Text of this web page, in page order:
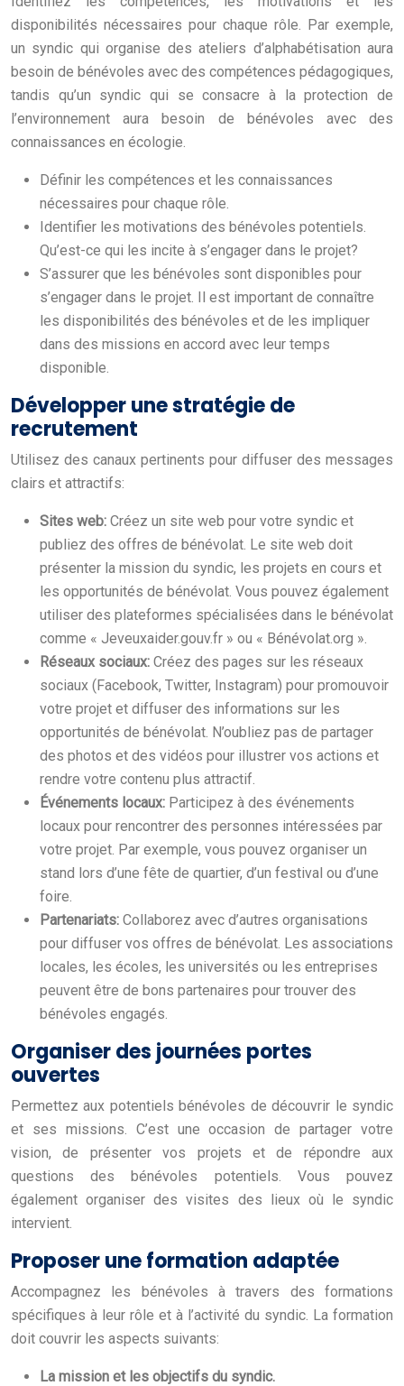
disponibilités nécessaires pour chaque rôle. Par exemple,
un syndic qui organise des ateliers d’alphabétisation aura
besoin de bénévoles avec des compétences pédagogiques,
tandis qu’un syndic qui se consacre à la protection de
l’environnement aura besoin de bénévoles avec des
connaissances en écologie.
Définir les compétences et les connaissances
nécessaires pour chaque rôle.
Identifier les motivations des bénévoles potentiels.
Qu’est-ce qui les incite à s’engager dans le projet?
S’assurer que les bénévoles sont disponibles pour
s’engager dans le projet. Il est important de connaître
les disponibilités des bénévoles et de les impliquer
dans des missions en accord avec leur temps
disponible.
Développer une stratégie de
recrutement
Utilisez des canaux pertinents pour diffuser des messages
clairs et attractifs:
Sites web: Créez un site web pour votre syndic et
publiez des offres de bénévolat. Le site web doit
présenter la mission du syndic, les projets en cours et
les opportunités de bénévolat. Vous pouvez également
utiliser des plateformes spécialisées dans le bénévolat
comme « Jeveuxaider.gouv.fr » ou « Bénévolat.org ».
Réseaux sociaux: Créez des pages sur les réseaux
sociaux (Facebook, Twitter, Instagram) pour promouvoir
votre projet et diffuser des informations sur les
opportunités de bénévolat. N’oubliez pas de partager
des photos et des vidéos pour illustrer vos actions et
rendre votre contenu plus attractif.
Événements locaux: Participez à des événements
locaux pour rencontrer des personnes intéressées par
votre projet. Par exemple, vous pouvez organiser un
stand lors d’une fête de quartier, d’un festival ou d’une
foire.
Partenariats: Collaborez avec d’autres organisations
pour diffuser vos offres de bénévolat. Les associations
locales, les écoles, les universités ou les entreprises
peuvent être de bons partenaires pour trouver des
bénévoles engagés.
Organiser des journées portes
ouvertes
Permettez aux potentiels bénévoles de découvrir le syndic
et ses missions. C’est une occasion de partager votre
vision, de présenter vos projets et de répondre aux
questions des bénévoles potentiels. Vous pouvez
également organiser des visites des lieux où le syndic
intervient.
Proposer une formation adaptée
Accompagnez les bénévoles à travers des formations
spécifiques à leur rôle et à l’activité du syndic. La formation
doit couvrir les aspects suivants:
La mission et les objectifs du syndic.